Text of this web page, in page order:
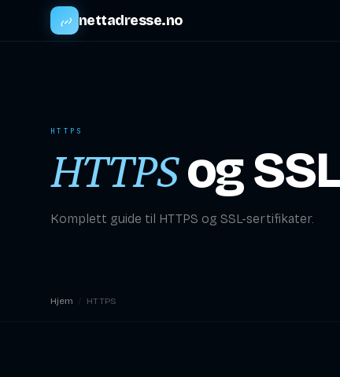
nettadresse.no
HTTPS
HTTPSog SSL
Komplett guide til HTTPS og SSL-sertifikater.
Hjem HTTPS